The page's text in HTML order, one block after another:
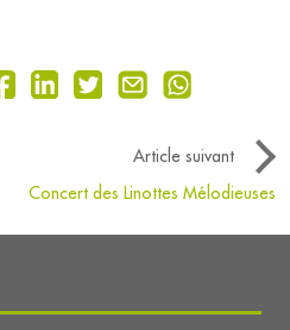
Article suivant
Concert des Linottes Mélodieuses